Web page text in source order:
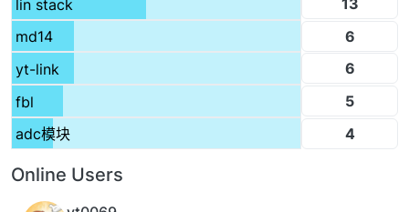
lin stack
md14
6
yt-link
6
fbl
5
adc模块
4
Online Users